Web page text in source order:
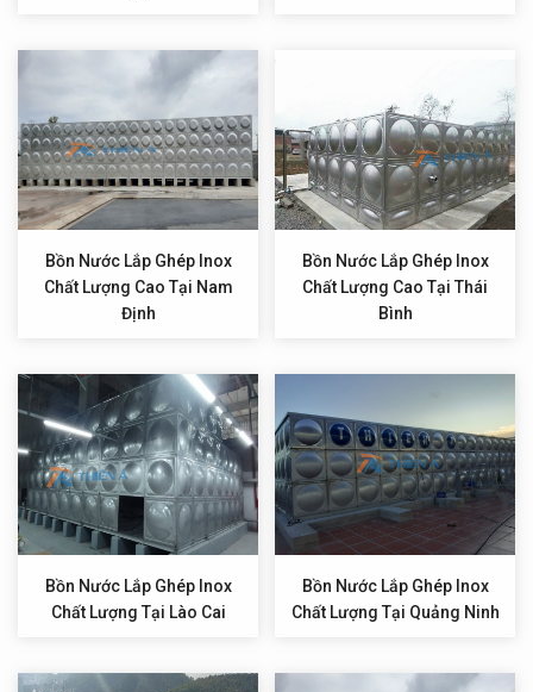
Bồn Nước Lắp Ghép Inox
Chất Lượng Cao Tại Nam
Định
Bồn Nước Lắp Ghép Inox
Chất Lượng Cao Tại Thái
Bình
Bồn Nước Lắp Ghép Inox
Chất Lượng Tại Lào Cai
Bồn Nước Lắp Ghép Inox
Chất Lượng Tại Quảng Ninh